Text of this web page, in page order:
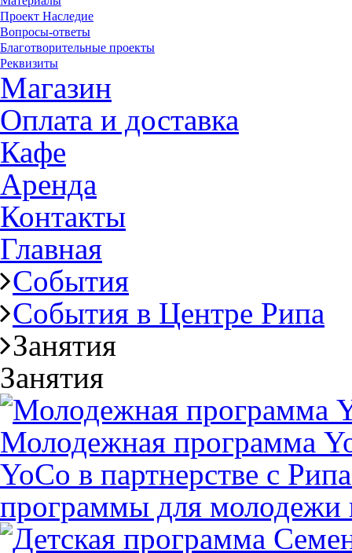
Проект Наследие
Вопросы-ответы
Благотворительные проекты
Реквизиты
Магазин
Оплата и доставка
Кафе
Аренда
Контакты
Главная
События
События в Центре Рипа
Занятия
Занятия
Молодежная программа
YoCo в партнерстве с
программы для молодежи